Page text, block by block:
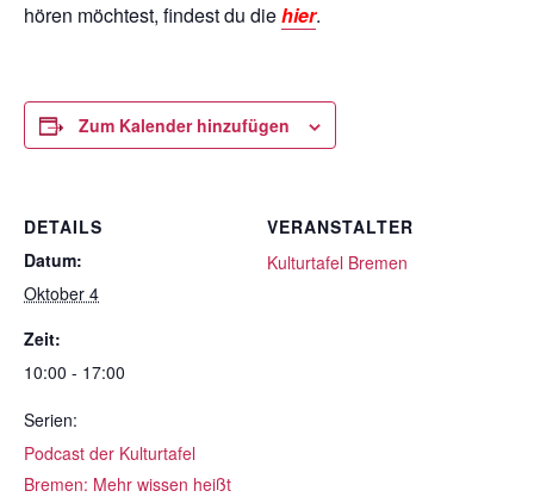
hören möchtest, findest du diehier.
Zum Kalender hinzufügen
DETAILS
Datum:
Oktober 4
Zeit:
10:00 - 17:00
Serien:
Podcast der Kulturtafel
Bremen: Mehr wissen heißt
VERANSTALTER
Kulturtafel Bremen